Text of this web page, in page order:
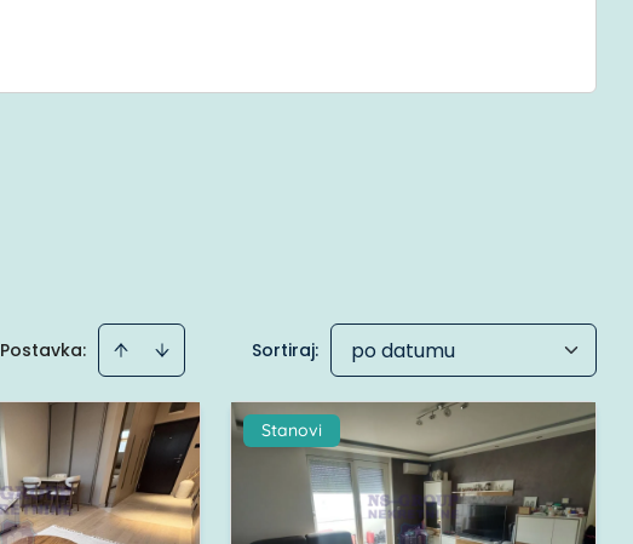
Postavka: Sortiraj: po datumu
Stanovi